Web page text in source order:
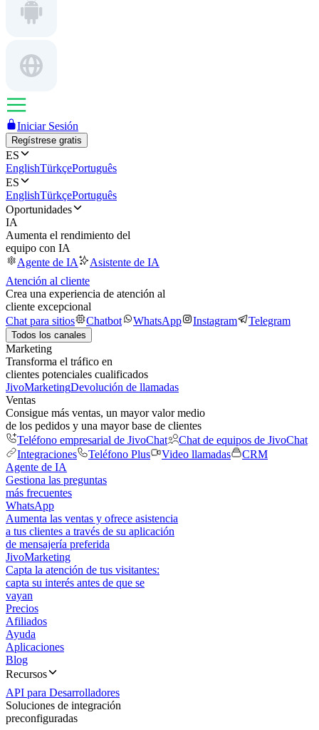
Iniciar Sesión
Regístrese gratis
ES
EnglishTürkçePortuguês
ES
EnglishTürkçePortuguês
Oportunidades
IA
Aumenta el rendimiento del
equipo con IA
Agente de IA
Asistente de IA
Atención al cliente
Crea una experiencia de atención al
cliente excepcional
Chat para sitios
Chatbot WhatsApp Instagram Telegram
Todos los canales
Marketing
Transforma el tráfico en
clientes potenciales cualificados
JivoMarketingDevolución de llamadas
Ventas
Consigue más ventas, un mayor valor medio
de los pedidos y una mayor base de clientes
Teléfono empresarial de JivoChat
Chat de equipos de JivoChat
Integraciones
Teléfono Plus Video llamadas
CRM
Agente de IA
Gestiona las preguntas
más frecuentes
WhatsApp
Aumenta las ventas y ofrece asistencia
a tus clientes a través de su aplicación
de mensajería preferida
JivoMarketing
Capta la atención de tus visitantes:
capta su interés antes de que se
vayan
Precios
Afiliados
Ayuda
Aplicaciones
Blog
Recursos
API para Desarrolladores
Soluciones de integración
preconfiguradas